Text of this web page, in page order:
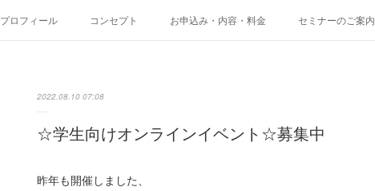
プロフィール コンセプト お申込み・内容・料金 セミナーのご案内
2022.08.10 07:08
☆学生向けオンラインイベント☆募集中
昨年も開催しました、